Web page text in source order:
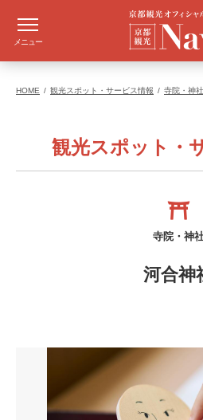
メニュー
HOME 観光スポット・サービス情報 寺院・神社
観光スポット・
寺院・神
河合神